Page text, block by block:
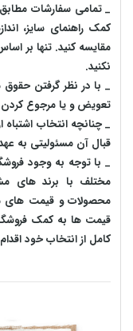
_ تمامی سفارشات
کمک راهنمای سایز،
مقایسه کنید. تنها بر
نکنید.
_ با در نظر گرفتن حقوق
تعویض و یا مرجوع کردن
_ چنانچه انتخاب
قبال آن مسئولیتی به
_ با توجه به‌ وجود
مختلف با برند های
محصولات و قیمت های
قیمت ها به کمک
کامل از انتخاب خود